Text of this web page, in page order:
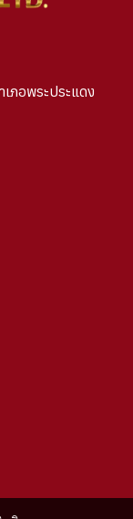
ภอพระประแดง